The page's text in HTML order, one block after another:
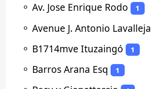
⚬ Av. Jose Enrique Rodo 1
⚬ Avenue J. Antonio Lavalleja
⚬ B1714mve Ituzaingó 1
⚬ Barros Arana Esq 1